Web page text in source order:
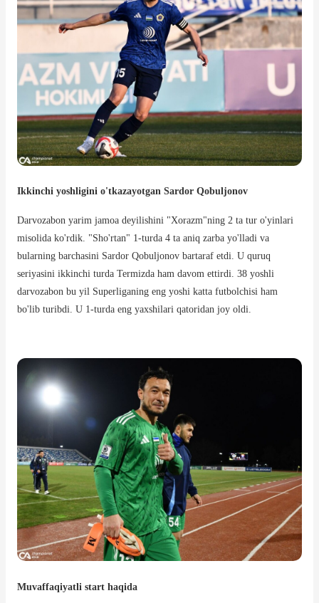
Ikkinchi yoshligini o'tkazayotgan Sardor Qobuljonov
Darvozabon yarim jamoa deyilishini "Xorazm"ning 2 ta tur o'yinlari
misolida ko'rdik. "Sho'rtan" 1-turda 4 ta aniq zarba yo'lladi va
bularning barchasini Sardor Qobuljonov bartaraf etdi. U quruq
seriyasini ikkinchi turda Termizda ham davom ettirdi. 38 yoshli
darvozabon bu yil Superliganing eng yoshi katta futbolchisi ham
bo'lib turibdi. U 1-turda eng yaxshilari qatoridan joy oldi.
Muvaffaqiyatli start haqida